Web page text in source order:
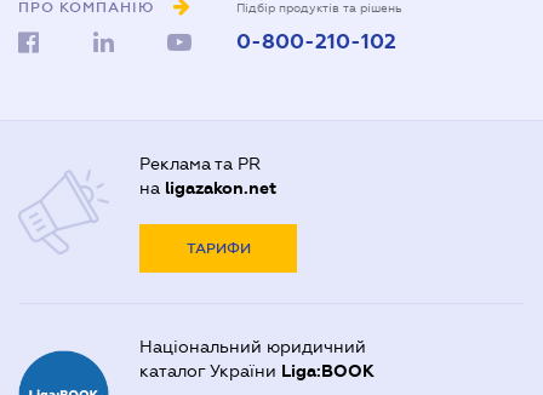
ПРО КОМПАНІЮ Підбір продуктів та рішень
0-800-210-102
Реклама та PR
на ligazakon.net
ТАРИФИ
Національний юридичний
каталог України Liga:BOOK